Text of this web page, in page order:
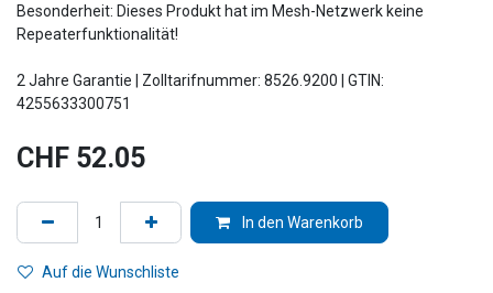
Besonderheit: Dieses Produkt hat im Mesh-Netzwerk keine
Repeaterfunktionalität!
2 Jahre Garantie | Zolltarifnummer: 8526.9200 | GTIN:
4255633300751
CHF 52.05
In den Warenkorb
Auf die Wunschliste